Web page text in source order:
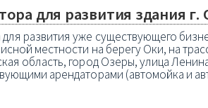
для развития здания г.
развития уже существующего
местности на берегу Оки, на
область, город Озеры, улица
арендаторами (автомойка и